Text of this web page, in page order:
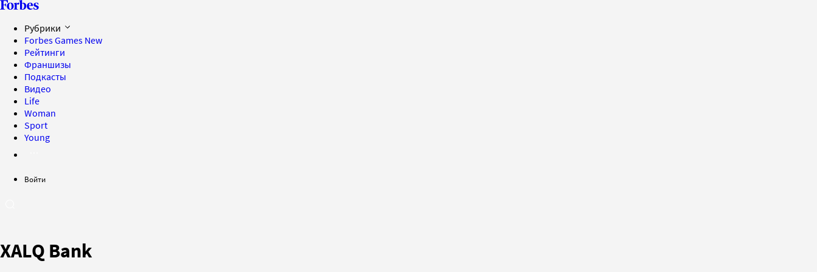
Рубрики
Forbes Games New
Рейтинги
Франшизы
Подкасты
Видео
Life
Woman
Sport
Young
Войти
XALQ Bank